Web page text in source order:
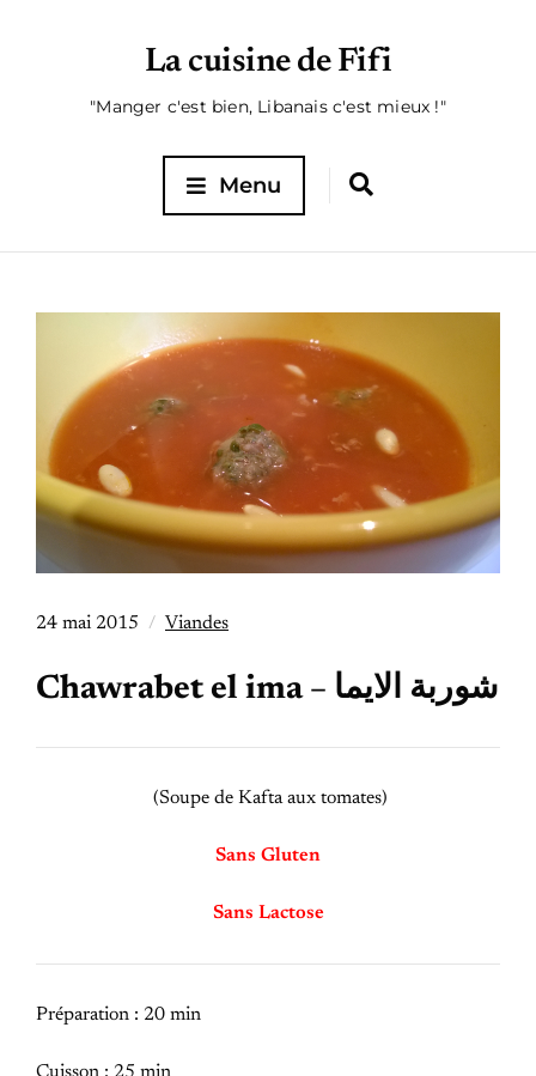
La cuisine de Fifi
"Manger c'est bien, Libanais c'est mieux !"
Menu
24 mai 2015 Viandes
Chawrabet el ima – شوربة الايما
(Soupe de Kafta aux tomates)
Sans Gluten
Sans Lactose
Préparation : 20 min